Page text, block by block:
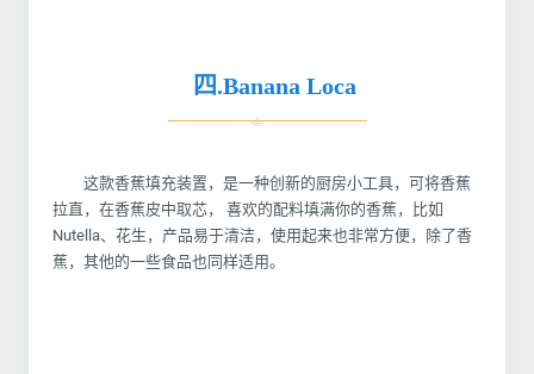
四.Banana Loca
这款香蕉填充装置，是一种创新的厨房小工具，可将香蕉
拉直，在香蕉皮中取芯， 喜欢的配料填满你的香蕉，比如
Nutella、花生，产品易于清洁，使用起来也非常方便，除了香
蕉，其他的一些食品也同样适用。